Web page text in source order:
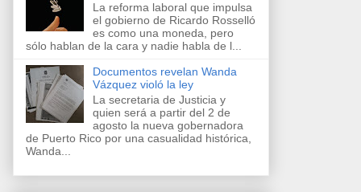
La reforma laboral que impulsa
el gobierno de Ricardo Rosselló
es como una moneda, pero
sólo hablan de la cara y nadie habla de l...
Documentos revelan Wanda
Vázquez violó la ley
La secretaria de Justicia y
quien será a partir del 2 de
agosto la nueva gobernadora
de Puerto Rico por una casualidad histórica,
Wanda...